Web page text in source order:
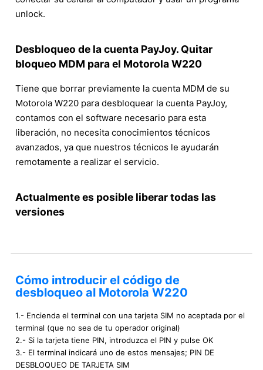
unlock.
Desbloqueo de la cuenta PayJoy. Quitar
bloqueo MDM para el Motorola W220
Tiene que borrar previamente la cuenta MDM de su
Motorola W220 para desbloquear la cuenta PayJoy,
contamos con el software necesario para esta
liberación, no necesita conocimientos técnicos
avanzados, ya que nuestros técnicos le ayudarán
remotamente a realizar el servicio.
Actualmente es posible liberar todas las
versiones
Cómo introducir el código de
desbloqueo al Motorola W220
1.- Encienda el terminal con una tarjeta SIM no aceptada por el
terminal (que no sea de tu operador original)
2.- Si la tarjeta tiene PIN, introduzca el PIN y pulse OK
3.- El terminal indicará uno de estos mensajes; PIN DE
DESBLOQUEO DE TARJETA SIM